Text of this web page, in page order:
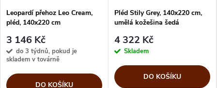
Leopardí přehoz Leo Cream,
pléd, 140x220 cm
3 146 Kč
do 3 týdnů, pokud je
skladem v továrně
DO KOŠÍKU
Pléd Stily Grey, 140x220 cm,
umělá kožešina šedá
4 322 Kč
Skladem
DO KOŠÍKU